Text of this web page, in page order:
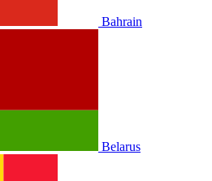
Bahrain
Belarus